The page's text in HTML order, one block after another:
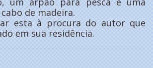
de madeira.
esta à procura do autor que
em sua residência.